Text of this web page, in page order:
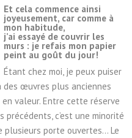
Et cela commence ainsi
joyeusement, car comme à
mon habitude,
j’ai essayé de couvrir les
murs : je refais mon papier
peint au goût du jour!
Étant chez moi, je peux puiser
œuvres plus anciennes
valeur. Entre cette réserve
c’est une minorité
porte ouvertes… Le